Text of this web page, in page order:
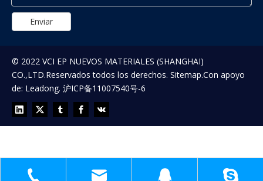
Enviar
© 2022 VCI EP NUEVOS MATERIALES (SHANGHAI)
CO.,LTD.Reservados todos los derechos. Sitemap.Con apoyo
de: Leadong. 沪ICP备11007540号-6